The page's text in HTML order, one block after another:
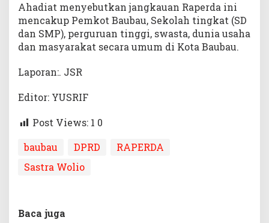
Ahadiat menyebutkan jangkauan Raperda ini
mencakup Pemkot Baubau, Sekolah tingkat (SD
dan SMP), perguruan tinggi, swasta, dunia usaha
dan masyarakat secara umum di Kota Baubau.
Laporan:. JSR
Editor: YUSRIF
Post Views: 1 0
baubau
DPRD
RAPERDA
Sastra Wolio
Baca juga